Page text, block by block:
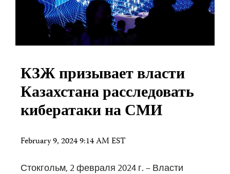
КЗЖ призывает власти
Казахстана расследовать
кибератаки на СМИ
February 9, 2024 9:14 AM EST
Стокгольм, 2 февраля 2024 г. – Власти